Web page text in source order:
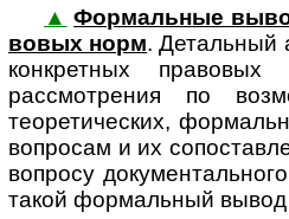
▲ Формальные
во­вых норм. Де­таль­ный
конкретных
рассмотрения по
теоретических,
вопросам и их
вопросу
такой формальный